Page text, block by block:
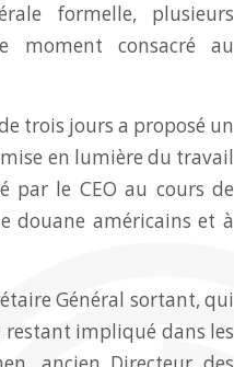
formelle, plusieurs
moment consacré au
trois jours a proposé un
en lumière du travail
par le CEO au cours de
douane américains et à
Général sortant, qui
restant impliqué dans les